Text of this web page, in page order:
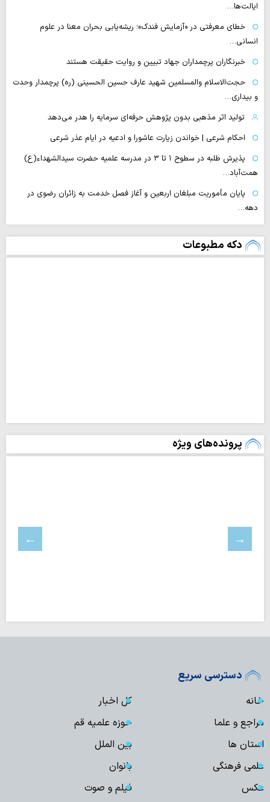
ایالت‌ها…
خطای معرفتی در «آزمایش فندک»؛ ریشه‌یابی بحران معنا در علوم
انسانی…
خبرنگاران پرچمداران جهاد تبیین و روایت حقیقت هستند
حجت‌الاسلام والمسلمین شهید عارف حسین الحسینی (ره) پرچمدار وحدت
و بیداری…
تولید اثر مذهبی بدون پژوهش حرفه‌ای سرمایه را هدر می‌دهد
احکام شرعی | خواندن زیارت عاشورا و ادعیه در ایام عذر شرعی
پذیرش طلبه در سطوح ۱ تا ۳ در مدرسه علمیه حضرت سیدالشهداء(ع)
همت‌آباد…
پایان مأموریت مبلغان اربعین و آغاز فصل خدمت به زائران رضوی در
دهه…
دکه مطبوعات
پرونده‌های ویژه
دسترسی سریع
خانه
کل اخبار
مراجع و علما
حوزه علمیه قم
استان ها
بین الملل
علمی فرهنگی
بانوان
عکس
فیلم و صوت